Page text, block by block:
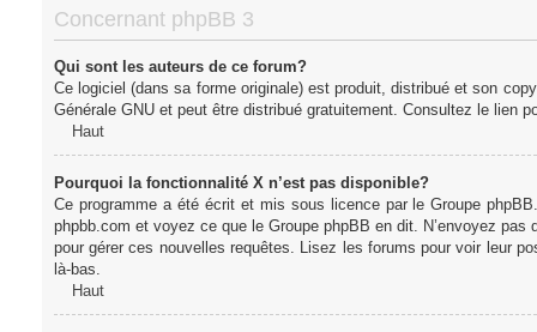
Concernant phpBB 3
Qui sont les auteurs de ce forum?
Ce logiciel (dans sa forme originale) est produit, distribué et son
Générale GNU et peut être distribué gratuitement. Consultez le lien
Haut
Pourquoi la fonctionnalité X n’est pas disponible?
Ce programme a été écrit et mis sous licence par le Groupe
phpbb.com et voyez ce que le Groupe phpBB en dit. N’envoyez
pour gérer ces nouvelles requêtes. Lisez les forums pour voir leur
là-bas.
Haut